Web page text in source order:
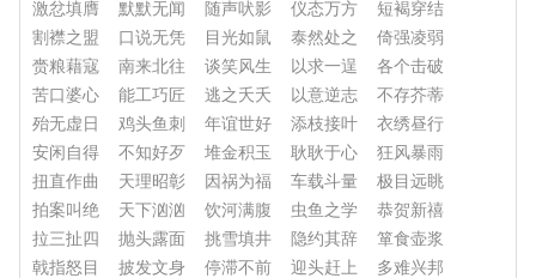
激忿填膺 默默无闻 随声吠影 仪态万方
短褐穿结
割襟之盟
口说无凭 目光如鼠 泰然处之
倚强凌弱
赍粮藉寇
南来北往 谈笑风生 以求一逞
各个击破
苦口婆心
能工巧匠 逃之夭夭 以意逆志
不存芥蒂
殆无虚日
鸡头鱼刺 年谊世好 添枝接叶
衣绣昼行
安闲自得
不知好歹 堆金积玉 耿耿于心
狂风暴雨
扭直作曲
天理昭彰 因祸为福 车载斗量
极目远眺
拍案叫绝
天下汹汹 饮河满腹 虫鱼之学
恭贺新禧
拉三扯四
抛头露面 挑雪填井 隐约其辞
箪食壶浆
戟指怒目
披发文身 停滞不前 迎头赶上
多难兴邦